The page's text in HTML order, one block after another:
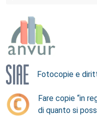
Fotocopie e
Fare copie “in
di quanto si